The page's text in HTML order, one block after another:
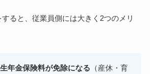
すると、従業員側には大きく2つのメリ
年金保険料が免除になる （産休・育